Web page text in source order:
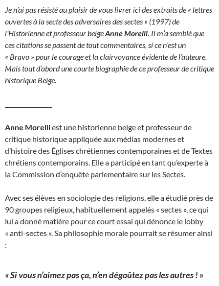
Je n’ai pas résisté au plaisir de vous livrer ici des extraits de « lettres
ouvertes à la secte des adversaires des sectes » (1997) de
l’Historienne et professeur belgeAnne Morelli. Il m’a semblé que
ces citations se passent de tout commentaires, si ce n’est un
« Bravo » pour le courage et la clairvoyance évidente de l’auteure.
Mais tout d’abord une courte biographie de ce professeur de critique
historique Belge.
Anne Morelliest une historienne belge et professeur de
critique historique appliquée aux médias modernes et
d’histoire des Églises chrétiennes contemporaines et de Textes
chrétiens contemporains. Elle a participé en tant qu’experte à
la Commission d’enquête parlementaire sur les Sectes.
Avec ses élèves en sociologie des religions, elle a étudié près de
90 groupes religieux, habituellement appelés « sectes », ce qui
lui a donné matière pour ce court essai qui dénonce le lobby
« anti-sectes ». Sa philosophie morale pourrait se résumer ainsi
:
« Si vous n’aimez pas ça, n’en dégoûtez pas les autres ! »